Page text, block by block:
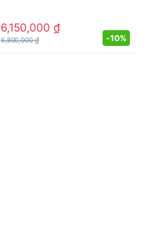
6,150,000 ₫
6,800,000₫ -10%